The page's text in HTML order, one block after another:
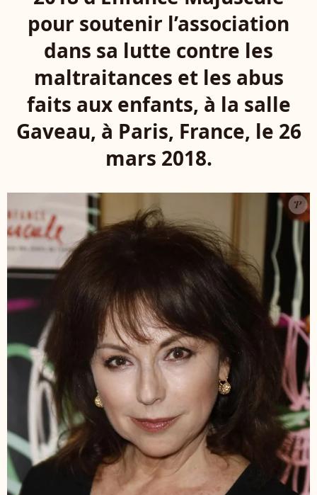
pour soutenir l’association
dans sa lutte contre les
maltraitances et les abus
faits aux enfants, à la salle
Gaveau, à Paris, France, le 26
mars 2018.